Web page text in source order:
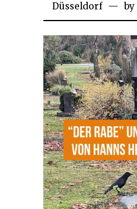
Düsseldorf
by